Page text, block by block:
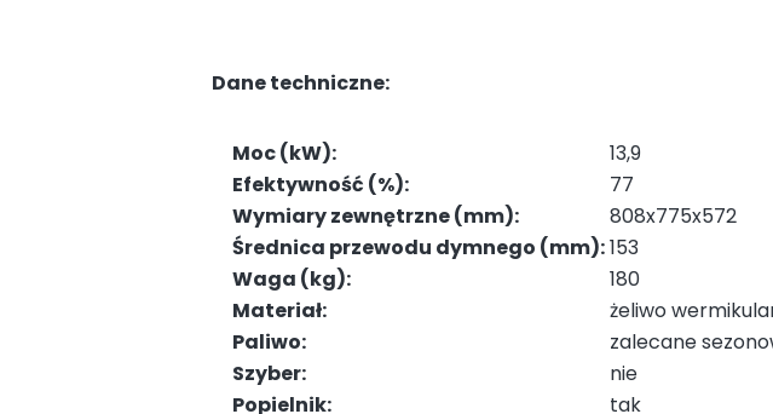
Dane techniczne:
Moc (kW):
13,9
Efektywność (%):
77
Wymiary zewnętrzne (mm):
808x775x572
Średnica przewodu dymnego (mm):153
Waga (kg):
180
Materiał:
żeliwo
Paliwo:
zalecane
Szyber:
nie
Popielnik:
tak